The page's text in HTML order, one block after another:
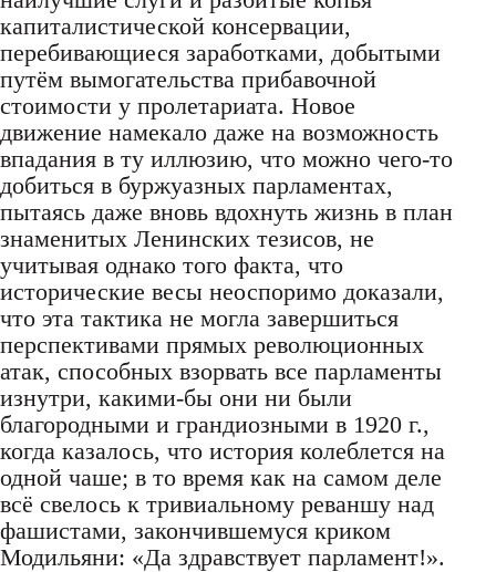
капиталистической консервации,
перебивающиеся заработками, добытыми
путём вымогательства прибавочной
стоимости у пролетариата. Новое
движение намекало даже на возможность
впадания в ту иллюзию, что можно чего-то
добиться в буржуазных парламентах,
пытаясь даже вновь вдохнуть жизнь в план
знаменитых Ленинских тезисов, не
учитывая однако того факта, что
исторические весы неоспоримо доказали,
что эта тактика не могла завершиться
перспективами прямых революционных
атак, способных взорвать все парламенты
изнутри, какими-бы они ни были
благородными и грандиозными в 1920 г.,
когда казалось, что история колеблется на
одной чаше; в то время как на самом деле
всё свелось к тривиальному реваншу над
фашистами, закончившемуся криком
Модильяни: «Да здравствует парламент!».